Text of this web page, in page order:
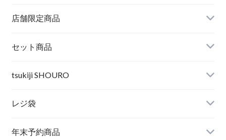
店舗限定商品
セット商品
tsukiji SHOURO
レジ袋
年末予約商品